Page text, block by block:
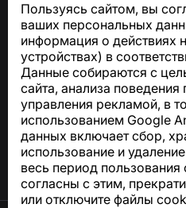
Пользуясь сайтом, вы
ваших персональных
информация о действиях
устройствах) в
Данные собираются с
сайта, анализа поведения
управления рекламой, в
использованием Google
данных включает сбор,
использование и
весь период
согласны с этим,
или отключите файлы
Для запросов по
support@numbuster.com
Центр поддержки
Новости и статьи
О проекте
Контакты